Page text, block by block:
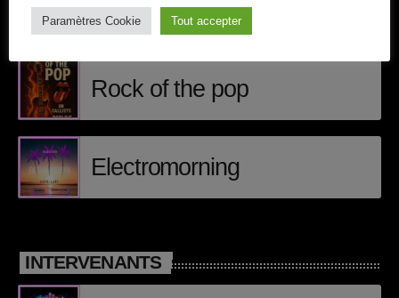
Events
Featured
French touch
Highlights
Music
pop electro
Matt Craig
Rock of the pop
Electromorning
INTERVENANTS
Paramètres Cookie Tout accepter